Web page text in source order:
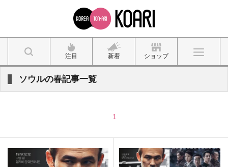
注目 新着 ショップ
ソウルの春記事一覧
1